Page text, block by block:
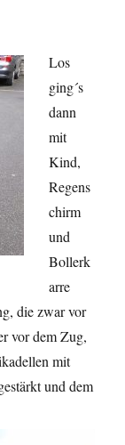
Los
ging´s
dann
mit
Kind,
Regens
chirm
und
Bollerk
arre
die zwar vor
vor dem Zug,
mit
und dem